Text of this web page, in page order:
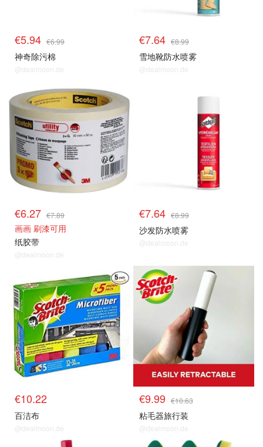
€5.94 €6.99
神奇除污棉
@dealmoon.de
€7.64 €8.99
雪地靴防水喷雾
@dealmoon.de
€6.27 €7.89
画画 刷漆可用
纸胶带
@dealmoon.de
€7.64 €8.99
沙发防水喷雾
@dealmoon.de
€10.22
百洁布
@dealmoon.de
€9.99 €10.63
粘毛器旅行装
@dealmoon.de